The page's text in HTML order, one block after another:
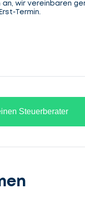
wir vereinbaren
Termin.
Steuerberater